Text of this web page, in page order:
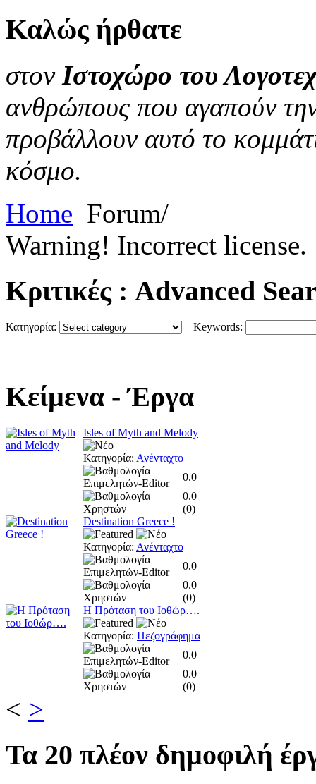
Καλώς ήρθατε
στον Ιστοχώρο του
ανθρώπους που αγαπούν
προβάλλουν αυτό το
κόσμο.
Home Forum/
Warning! Incorrect license.
Κριτικές : Advanced
Κατηγορία: Keywords:
Κείμενα - Έργα
Isles of Myth and Melody
Κατηγορία: Ανένταχτο
0.0
0.0
(0)
Destination Greece !
Κατηγορία: Ανένταχτο
0.0
0.0
(0)
Η Πρόταση του Ιοθώρ….
Κατηγορία: Πεζογράφημα
0.0
0.0
(0)
< >
Τα 20 πλέον δημοφιλή